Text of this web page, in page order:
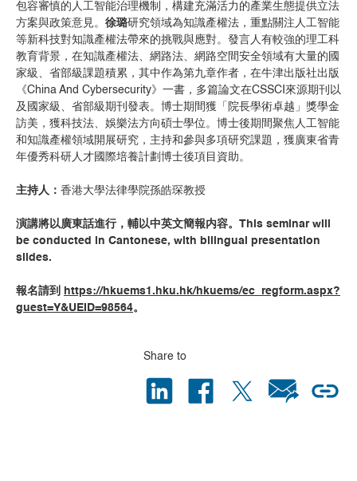
包容審慎的人工智能治理機制，構建充滿活力的產業生態提供立法
方案與政策意見。 徐璐研究領域為知識產權法，重點關注人工智能
等新科技對知識產權法帶來的挑戰與應對。發言人有較強的理工科
教育背景，在知識產權法、網路法、網路空間安全領域有大量的國
家級、省部級課題積累，其中作為第九章作者，在牛津出版社出版
《China And Cybersecurity》一書，多篇論⽂在CSSCI來源期刊以
及國家級、省部級期刊發表。博士期間獲「院長學術卓越」獎學金
訪美，獲科技法、娛樂法方向碩士學位。博士後期間聚焦人工智能
和知識產權領域開展研究，主持和參與多項研究課題，獲廣東省⻘
年優秀科研人才國際培養計劃博士後項目資助。
主持人： 香港大學法律學院孫皓琛教授
演講將以廣東話進⾏，輔以中英文簡報内容。This seminar will
be conducted in Cantonese, with bilingual presentation
slides.
報名請到
https://hkuems1.hku.hk/hkuems/ec_regform.aspx?
guest=Y&UEID=98564。
Share to